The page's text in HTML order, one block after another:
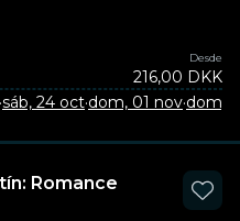
Desde
216,00 DKK
·sáb, 24 oct·dom, 01 nov·dom,
Romance